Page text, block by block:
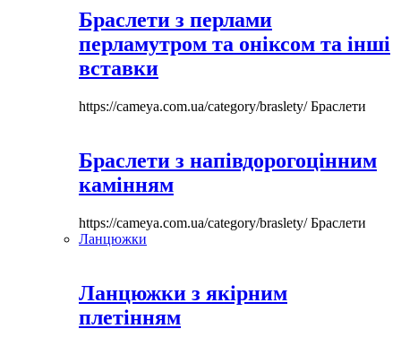
Браслети з перлами
перламутром та оніксом та інші
вставки
https://cameya.com.ua/category/braslety/Браслети
Браслети з напівдорогоцінним
камінням
https://cameya.com.ua/category/braslety/Браслети
Ланцюжки
Ланцюжки з якірним
плетінням